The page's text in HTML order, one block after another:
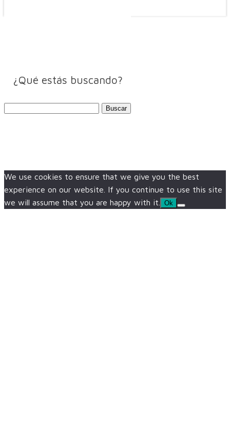
¿Qué estás buscando?
We use cookies to ensure that we give you the best
experience on our website. If you continue to use this site
we will assume that you are happy with it.
Ok